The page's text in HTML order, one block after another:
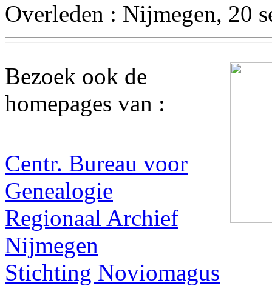
Overleden : Nijmegen, 20
Bezoek ook de
homepages van :
Centr. Bureau voor
Genealogie
Regionaal Archief
Nijmegen
Stichting Noviomagus